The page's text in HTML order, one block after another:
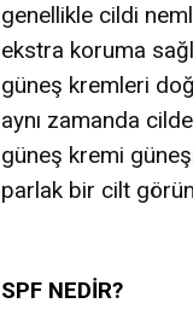
genellikle cildi
ekstra koruma
güneş kremleri
aynı zamanda
güneş kremi
parlak bir cilt
SPF NEDİR?